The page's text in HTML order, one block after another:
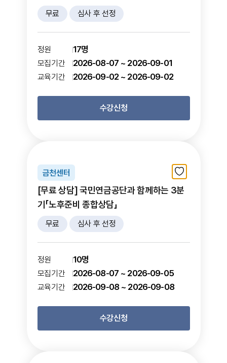
무료 심사 후 선정
정원 17명
모집기간 2026-08-07 ~ 2026-09-01
교육기간 2026-09-02 ~ 2026-09-02
수강신청
금천센터
[무료 상담] 국민연금공단과 함께하는 3분
기「노후준비 종합상담」
무료 심사 후 선정
정원 10명
모집기간 2026-08-07 ~ 2026-09-05
교육기간 2026-09-08 ~ 2026-09-08
수강신청